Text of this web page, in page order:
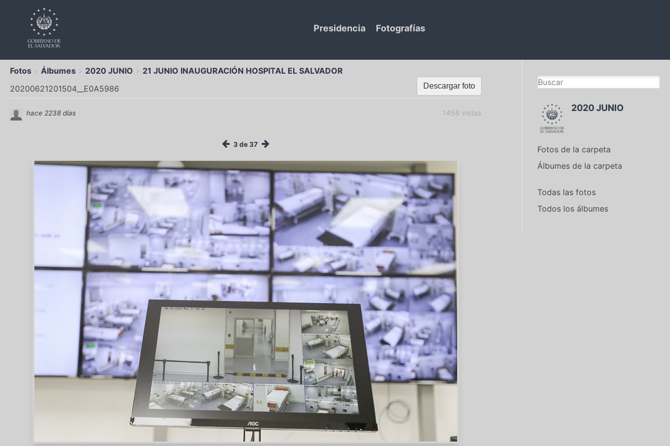
Presidencia Fotografías
Fotos Álbumes 2020 JUNIO 21 JUNIO INAUGURACIÓN HOSPITAL EL SALVADOR
Descargar foto
20200621201504__E0A5986
1458 vistas
hace 2238 días
3 de 37
2020 JUNIO
Fotos de la carpeta
Álbumes de la carpeta
Todas las fotos
Todos los álbumes